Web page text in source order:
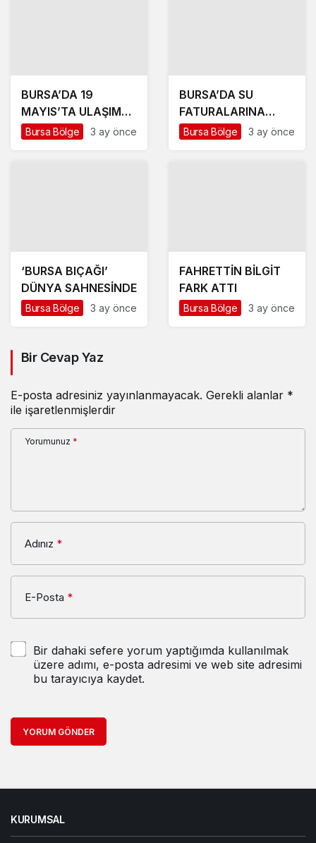
BURSA’DA 19
MAYIS’TA ULAŞIM
ÜCRETSİZ
Bursa Bölge 3 ay önce
BURSA’DA SU
FATURALARINA
İNDİRİM
Bursa Bölge 3 ay önce
‘BURSA BIÇAĞI’
DÜNYA SAHNESİNDE
Bursa Bölge 3 ay önce
FAHRETTİN BİLGİT
FARK ATTI
Bursa Bölge 3 ay önce
Bir Cevap Yaz
E-posta adresiniz yayınlanmayacak. Gerekli alanlar *
ile işaretlenmişlerdir
Yorumunuz *
Adınız *
E-Posta *
Bir dahaki sefere yorum yaptığımda kullanılmak
üzere adımı, e-posta adresimi ve web site adresimi
bu tarayıcıya kaydet.
YORUM GÖNDER
KURUMSAL